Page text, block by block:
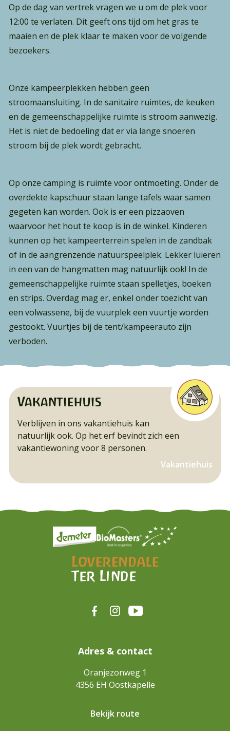
Waar ben je naar op zoek?
Op de dag van vertrek vragen we u om de plek voor
12:00 te verlaten. Dit geeft ons tijd om het gras te
maaien en de plek klaar te maken voor de volgende
bezoekers.
Onze kampeerplekken hebben geen
stroomaansluiting. In de sanitaire ruimtes, de keuken
en de gemeenschappelijke ruimte is stroom aanwezig.
Het is niet de bedoeling dat er via lange snoeren
stroom bij de plek wordt gebracht.
Op onze camping is ruimte voor ontmoeting. Onder de
overdekte kapschuur staan lange tafels waar samen
gegeten kan worden. Ook is er een pizzaoven
waarvoor het hout te koop is in de winkel. Kinderen
kunnen op het kampeerterrein spelen in de zandbak
of in de aangrenzende natuurspeelplek. Lekker luieren
in een van de hangmatten mag natuurlijk ook! In de
gemeenschappelijke ruimte staan spelletjes, boeken
en strips. Overdag mag er, enkel onder toezicht van
een volwassene, bij de vuurplek een vuurtje worden
gestookt. Vuurtjes bij de tent/kampeerauto zijn
verboden.
Vakantiehuis
Verblijven in ons vakantiehuis kan
natuurlijk ook. Op het erf bevindt zich een
vakantiewoning voor 8 personen.
Vakantiehuis
Adres & contact
Oranjezonweg 1
4356 EH Oostkapelle
Bekijk route